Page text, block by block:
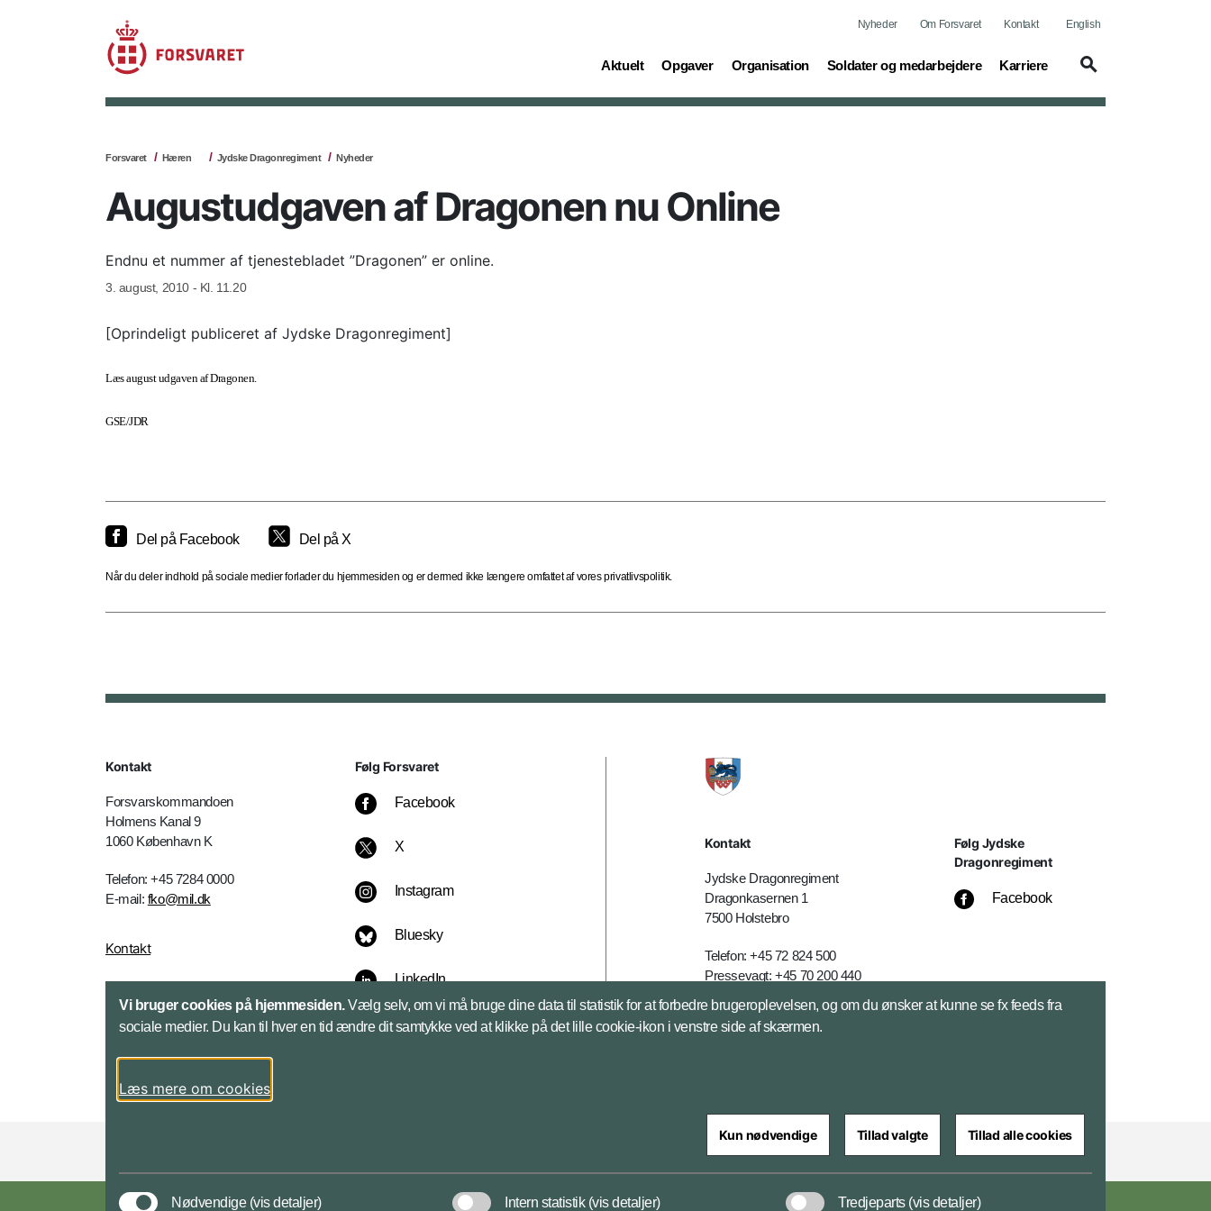
Nyheder Om Forsvaret Kontakt English
Aktuelt
(current) Opgaver
(current) Organisation
(current) Soldater og medarbejdere
(current) Karriere
(current)
Forsvaret Hæren Jydske Dragonregiment Nyheder
Augustudgaven af Dragonen nu Online
Endnu et nummer af tjenestebladet ”Dragonen” er online.
3. august, 2010 - Kl. 11.20
[Oprindeligt publiceret af Jydske Dragonregiment]
Læs august udgaven af Dragonen.
GSE/JDR
Del på Facebook Del på X
Når du deler indhold på sociale medier forlader du hjemmesiden og er dermed ikke længere omfattet af vores privatlivspolitik.
Kontakt
Forsvarskommandoen
Holmens Kanal 9
1060 København K
Telefon: +45 7284 0000
E-mail: fko@mil.dk
Kontakt
Følg Forsvaret
Facebook
X
Instagram
Bluesky
LinkedIn
Kontakt
Jydske Dragonregiment
Dragonkasernen 1
7500 Holstebro
Telefon: +45 72 824 500
Pressevagt: +45 70 200 440
Følg Jydske
Dragonregiment
Facebook
Vi bruger cookies på hjemmesiden.Vælg selv, om vi må bruge dine data til statistik for at forbedre brugeroplevelsen, og om du ønsker at kunne se fx feeds fra
sociale medier. Du kan til hver en tid ændre dit samtykke ved at klikke på det lille cookie-ikon i venstre side af skærmen.
Læs mere om cookies
Kun nødvendige Tillad valgte Tillad alle cookies
Nødvendige (vis detaljer) Intern statistik (vis detaljer) Tredjeparts (vis detaljer)